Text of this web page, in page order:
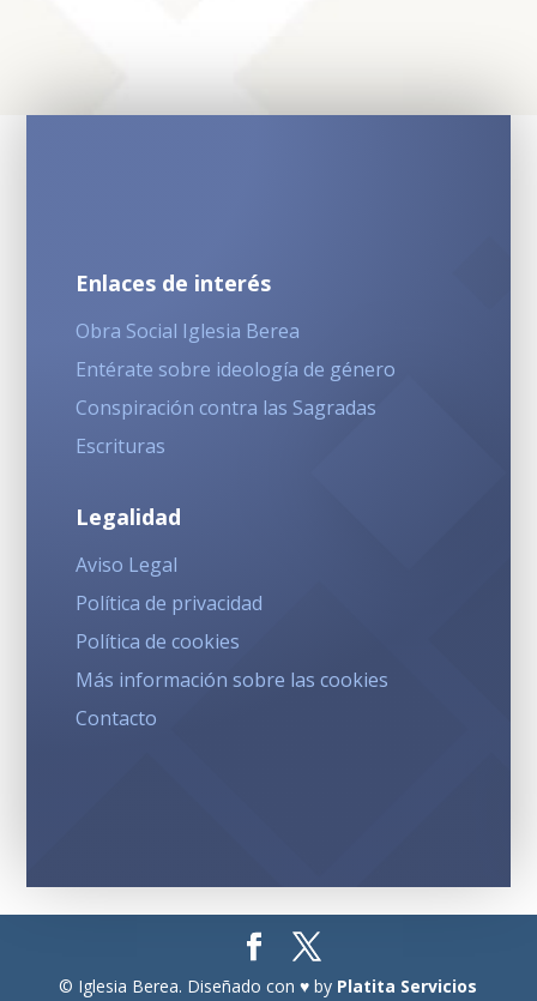
Enlaces de interés
Obra Social Iglesia Berea
Entérate sobre ideología de género
Conspiración contra las Sagradas
Escrituras
Legalidad
Aviso Legal
Política de privacidad
Política de cookies
Más información sobre las cookies
Contacto
© Iglesia Berea. Diseñado con ♥ by Platita Servicios